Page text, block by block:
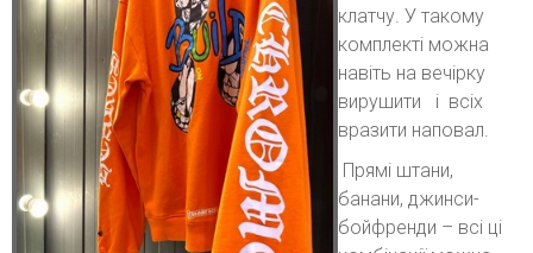
клатчу. У такому
комплекті можна
навіть на вечірку
вирушити і всіх
вразити наповал.
Прямі штани,
банани, джинси-
бойфренди – всі ці